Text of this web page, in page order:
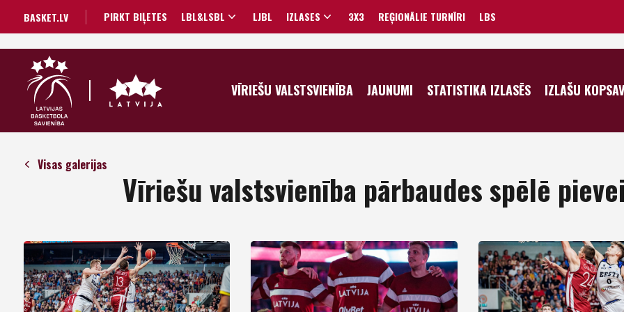
BASKET.LV PIRKT BIĻETES LBL&LSBL LJBL IZLASES
VĪRIEŠI
3X3 REĢIONĀLIE TURNĪRI LBS
VĪRIEŠU VALSTSVIENĪBA JAUNUMI STATISTIKA IZLASĒS IZLAŠU
Visas galerijas
Vīriešu valstsvienība pārbaudes spēlē